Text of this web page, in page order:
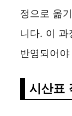
정으로 옮
니다. 이 과
반영되어
시산표